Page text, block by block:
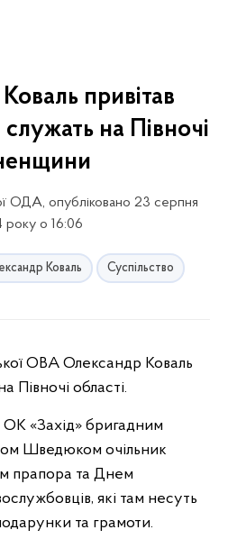
привітав
служать на Півночі
ОДА, опубліковано 23 серпня
року о 16:06
Коваль Суспільство
Півночі області.
«Захід» бригадним
Шведюком очільник
прапора та Днем
які там несуть
та грамоти.